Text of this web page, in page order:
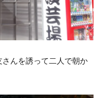
んを誘って二人で朝か